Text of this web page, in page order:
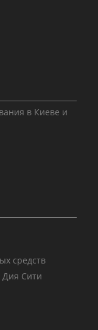
в Киеве и
средств
Дия Сити